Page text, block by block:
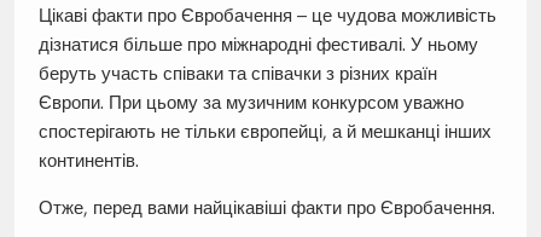
Цікаві факти про Євробачення – це чудова можливість
дізнатися більше про міжнародні фестивалі. У ньому
беруть участь співаки та співачки з різних країн
Європи. При цьому за музичним конкурсом уважно
спостерігають не тільки європейці, а й мешканці інших
континентів.
Отже, перед вами найцікавіші факти про Євробачення.